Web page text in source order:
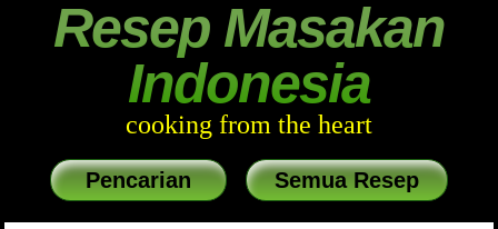
Resep Masakan
Indonesia
cooking from the heart
Pencarian Semua Resep